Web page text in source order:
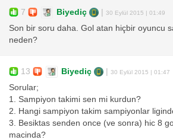
7 Biyediç | 30 Eylül 2015 | 01:49
Son bir soru daha. Gol atan hiçbir oyuncu
neden?
13 Biyediç | 30 Eylül 2015 | 01:47
Sorular;
1. Sampiyon takimi sen mi kurdun?
2. Hangi sampiyon takim sampiyonlar
3. Besiktas senden once (ve sonra) hic 8
macinda?